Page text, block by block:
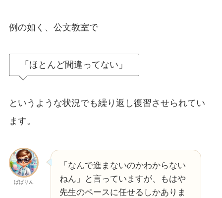
例の如く、公文教室で
「ほとんど間違ってない」
というような状況でも繰り返し復習させられてい
ます。
ぱぱりん
「なんで進まないのかわからない
ねん」と言っていますが、もはや
先生のペースに任せるしかありま